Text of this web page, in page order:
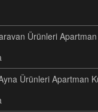
Ürünleri Apartman
Ürünleri Apartman